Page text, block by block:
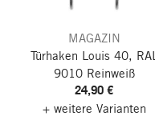
MAGAZIN
Türhaken Louis 40, RAL
9010 Reinweiß
24,90 €
+ weitere Varianten